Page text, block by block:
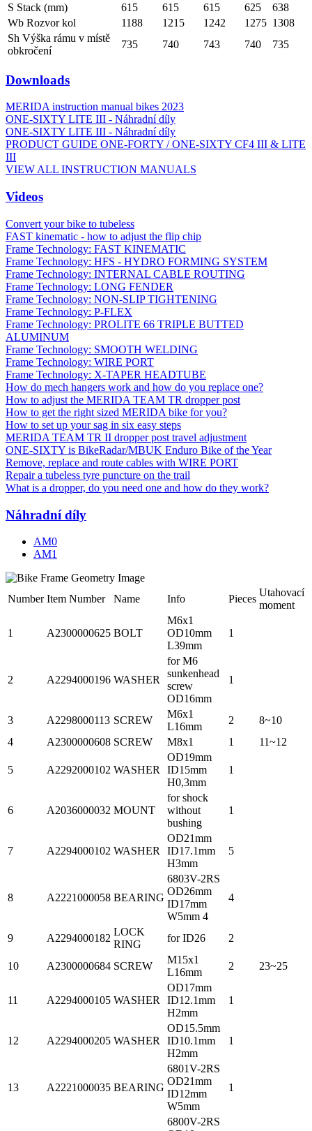
S Stack (mm)
615 615 615 625
638
Wb Rozvor kol
1188 1215 1242 1275 1308
Sh Výška rámu v místě
obkročení
735 740 743 740 735
Downloads
MERIDA instruction manual bikes 2023
ONE-SIXTY LITE III - Náhradní díly
ONE-SIXTY LITE III - Náhradní díly
PRODUCT GUIDE ONE-FORTY / ONE-SIXTY CF4 III & LITE
III
VIEW ALL INSTRUCTION MANUALS
Videos
Convert your bike to tubeless
FAST kinematic - how to adjust the flip chip
Frame Technology: FAST KINEMATIC
Frame Technology: HFS - HYDRO FORMING SYSTEM
Frame Technology: INTERNAL CABLE ROUTING
Frame Technology: LONG FENDER
Frame Technology: NON-SLIP TIGHTENING
Frame Technology: P-FLEX
Frame Technology: PROLITE 66 TRIPLE BUTTED
ALUMINUM
Frame Technology: SMOOTH WELDING
Frame Technology: WIRE PORT
Frame Technology: X-TAPER HEADTUBE
How do mech hangers work and how do you replace one?
How to adjust the MERIDA TEAM TR dropper post
How to get the right sized MERIDA bike for you?
How to set up your sag in six easy steps
MERIDA TEAM TR II dropper post travel adjustment
ONE-SIXTY is BikeRadar/MBUK Enduro Bike of the Year
Remove, replace and route cables with WIRE PORT
Repair a tubeless tyre puncture on the trail
What is a dropper, do you need one and how do they work?
Náhradní díly
AM0
AM1
Number Item Number Name Info Pieces
Utahovací
moment
1 A2300000625 BOLT
M6x1
OD10mm
L39mm
1
2 A2294000196 WASHER
for M6
sunkenhead
screw
OD16mm
1
3 A2298000113 SCREW
M6x1
L16mm
2
8~10
4
A2300000608 SCREW M8x1 1 11~12
5 A2292000102 WASHER
OD19mm
ID15mm
H0,3mm
1
6 A2036000032 MOUNT
for shock
without
bushing
1
7 A2294000102 WASHER
OD21mm
ID17.1mm
H3mm
5
8 A2221000058 BEARING
6803V-2RS
OD26mm
ID17mm
W5mm 4
4
9 A2294000182
LOCK
RING
for ID26 2
10 A2300000684 SCREW
M15x1
L16mm
2 23~25
11 A2294000105 WASHER
OD17mm
ID12.1mm
H2mm
1
12 A2294000205 WASHER
OD15.5mm
ID10.1mm
H2mm
1
13 A2221000035 BEARING
6801V-2RS
OD21mm
ID12mm
W5mm
1
6800V-2RS